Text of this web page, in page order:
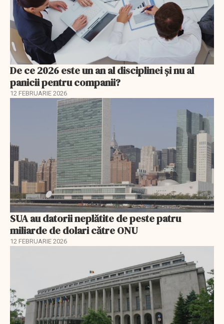
De ce 2026 este un an al disciplinei și nu al
panicii pentru companii?
12 FEBRUARIE 2026
SUA au datorii neplătite de peste patru
miliarde de dolari către ONU
12 FEBRUARIE 2026